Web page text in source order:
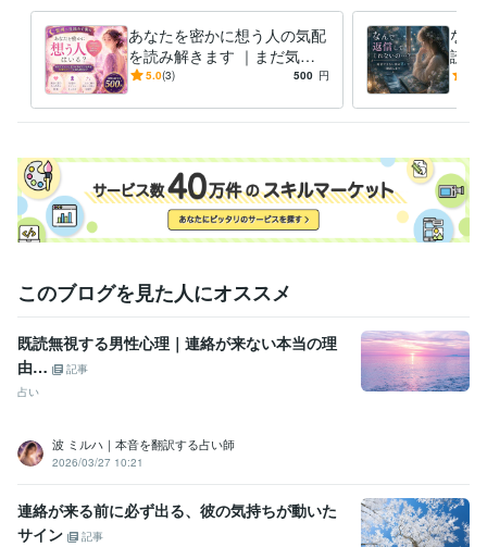
あなたを密かに想う人の気配
を読み解きます ｜まだ気づ
いていない恋のはじまりと未
5.0(3) 500 円
なぜ
読無
｜私
訳し
このブログを見た人にオススメ
既読無視する男性心理｜連絡が来ない本当の理
由…
記事
占い
波 ミルハ｜本音を翻訳する占い師
2026/03/27 10:21
連絡が来る前に必ず出る、彼の気持ちが動いた
サイン
記事